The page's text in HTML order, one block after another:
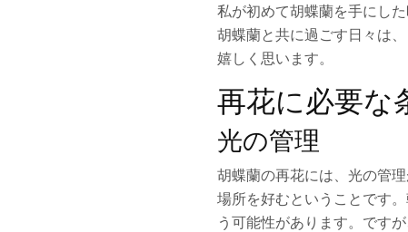
私が初めて胡蝶蘭を手にし
胡蝶蘭と共に過ごす日々は
嬉しく思います。
再花に必要な
光の管理
胡蝶蘭の再花には、光の管
場所を好むということです
う可能性があります。です